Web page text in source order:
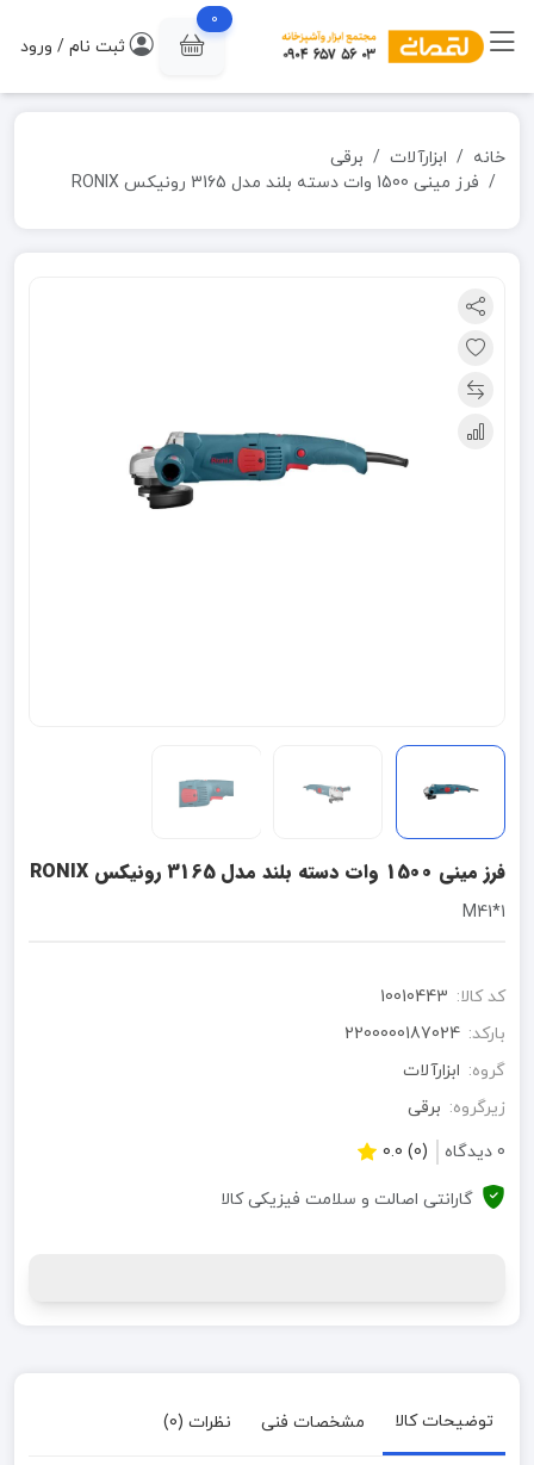
0
ثبت نام / ورود
خانه ابزارآلات
برقی
فرز مینی 1500 وات دسته بلند مدل 3165 رونیکس RONIX
فرز مینی 1500 وات دسته بلند مدل 3165 رونیکس RONIX
1*M41
کد کالا: 10010443
بارکد: 2200000187024
گروه: ابزارآلات
زیرگروه: برقی
0 دیدگاه
(0) 0.0
گارانتی اصالت و سلامت فیزیکی کالا
توضیحات کالا مشخصات فنی نظرات (0)